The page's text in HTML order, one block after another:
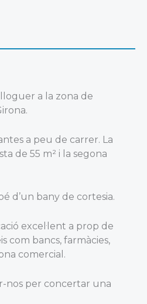
a la zona de
a peu de carrer. La
de 55 m² i la segona
d’un bany de cortesia.
excel·lent a prop de
com bancs, farmàcies,
comercial.
nos per concertar una